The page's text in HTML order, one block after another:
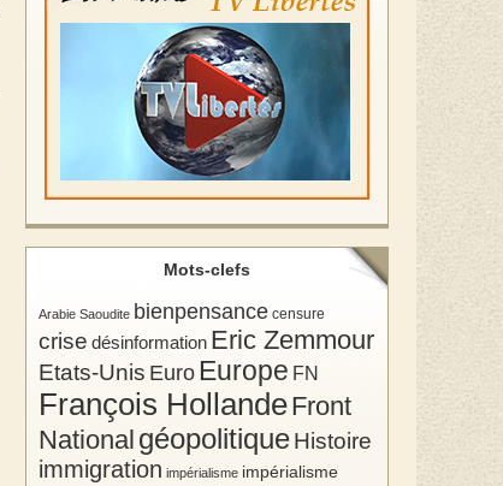
Mots-clefs
Arabie Saoudite bienpensance censure
crise désinformation Eric Zemmour
Etats-Unis Euro Europe FN
François HollandeFront
National géopolitiqueHistoire
immigration impérialisme impérialisme